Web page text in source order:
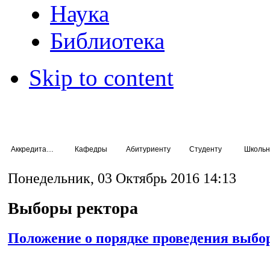
Наука
Библиотека
Skip to content
Кафедры Абитуриенту Студенту
Понедельник, 03 Октябрь 2016 14:13
Выборы ректора
Положение о порядке проведения